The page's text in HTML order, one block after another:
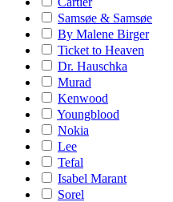
Samsøe & Samsøe
By Malene Birger
Ticket to Heaven
Dr. Hauschka
Murad
Kenwood
Youngblood
Nokia
Lee
Tefal
Isabel Marant
Sorel